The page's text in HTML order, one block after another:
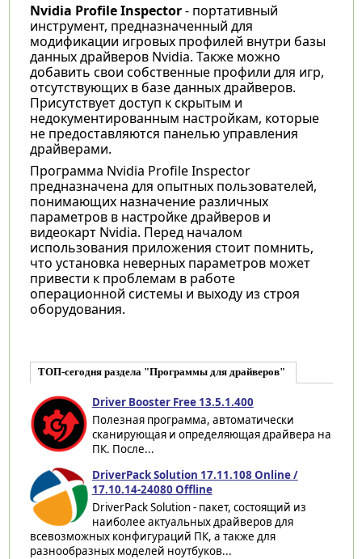
Nvidia Profile Inspector- портативный
инструмент, предназначенный для
модификации игровых профилей внутри базы
данных драйверов Nvidia. Также можно
добавить свои собственные профили для игр,
отсутствующих в базе данных драйверов.
Присутствует доступ к скрытым и
недокументированным настройкам, которые
не предоставляются панелью управления
драйверами.
Программа Nvidia Profile Inspector
предназначена для опытных пользователей,
понимающих назначение различных
параметров в настройке драйверов и
видеокарт Nvidia. Перед началом
использования приложения стоит помнить,
что установка неверных параметров может
привести к проблемам в работе
операционной системы и выходу из строя
оборудования.
ТОП-сегодня раздела "Программы для драйверов"
Driver Booster Free 13.5.1.400
Полезная программа, автоматически
сканирующая и определяющая драйвера на
ПК. После...
DriverPack Solution 17.11.108 Online /
17.10.14-24080 Offline
DriverPack Solution - пакет, состоящий из
наиболее актуальных драйверов для
всевозможных конфигураций ПК, а также для
разнообразных моделей ноутбуков...